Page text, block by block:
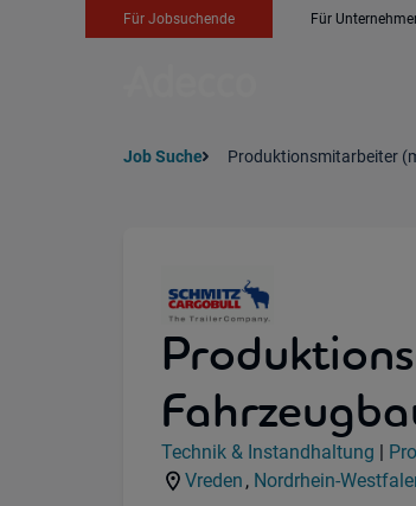
Für Jobsuchende Für
Job Suche Produktionsmitarbeiter
Jobdetails
Kategorie:
Technik & Instandhaltung |
Standorte:
Vreden ,
Region:
Nordrhein-